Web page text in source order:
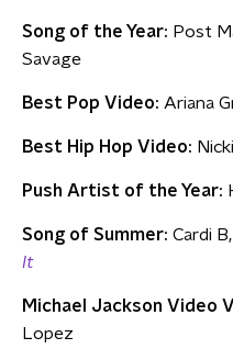
Song of the Year: Post
Savage
Best Pop Video: Ariana
Best Hip Hop Video:
Push Artist of the Year:
Song of Summer: Cardi
It
Michael Jackson Video
Lopez